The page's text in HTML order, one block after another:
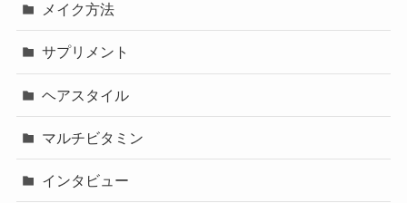
メイク方法
サプリメント
ヘアスタイル
マルチビタミン
インタビュー